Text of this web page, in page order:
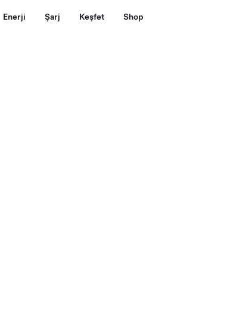
Enerji Şarj Keşfet Shop